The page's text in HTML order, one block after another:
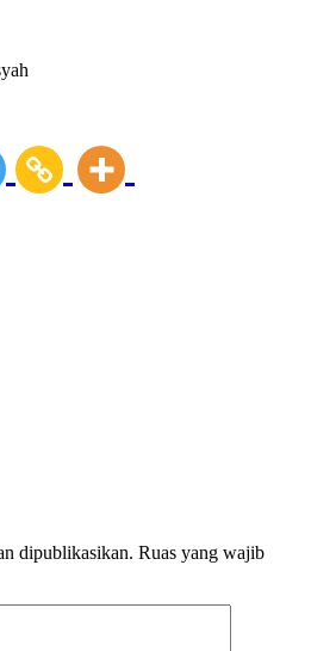
dipublikasikan. Ruas yang wajib